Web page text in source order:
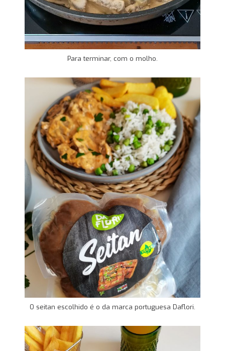
Para terminar, com o molho.
O seitan escolhido é o da marca portuguesa Daflori.